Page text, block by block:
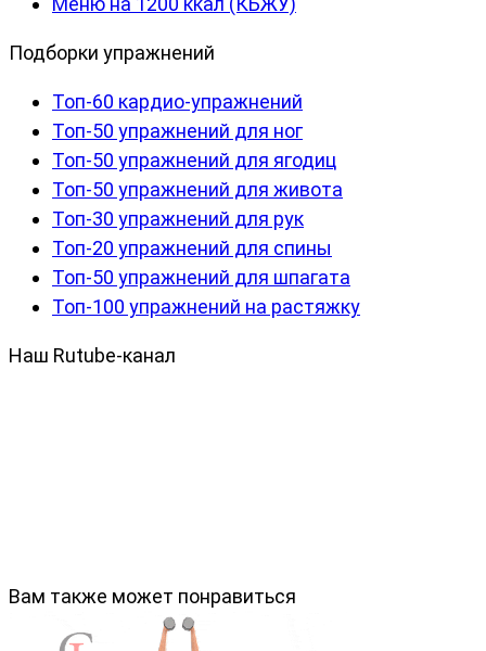
Подборки упражнений
Топ-60 кардио-упражнений
Топ-50 упражнений для ног
Топ-50 упражнений для ягодиц
Топ-50 упражнений для живота
Топ-30 упражнений для рук
Топ-20 упражнений для спины
Топ-50 упражнений для шпагата
Топ-100 упражнений на растяжку
Наш Rutube-канал
Вам также может понравиться